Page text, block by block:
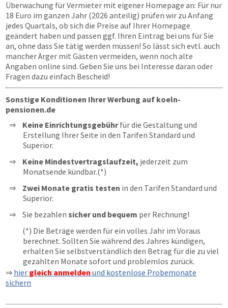
Überwachung für Vermieter mit eigener Homepage an: Für nur
18 Euro im ganzen Jahr (2026 anteilig) prüfen wir zu Anfang
jedes Quartals, ob sich die Preise auf Ihrer Homepage
geändert haben und passen ggf. Ihren Eintrag bei uns für Sie
an, ohne dass Sie tätig werden müssen! So lässt sich evtl. auch
mancher Ärger mit Gästen vermeiden, wenn noch alte
Angaben online sind. Geben Sie uns bei Interesse daran oder
Fragen dazu einfach Bescheid!
Sonstige Konditionen Ihrer Werbung auf koeln-
pensionen.de
Keine Einrichtungsgebührfür die Gestaltung und
Erstellung Ihrer Seite in den Tarifen Standard und
Superior.
Keine Mindestvertragslaufzeit, jederzeit zum
Monatsende kündbar.(*)
Zwei Monate gratis testen in den Tarifen Standard und
Superior.
Sie bezahlen sicher und bequem per Rechnung!
(*) Die Beträge werden für ein volles Jahr im Voraus
berechnet. Sollten Sie während des Jahres kündigen,
erhalten Sie selbstverständlich den Betrag für die zu viel
gezahlten Monate sofort und problemlos zurück.
⇒ hier gleich anmelden und kostenlose Probemonate
sichern